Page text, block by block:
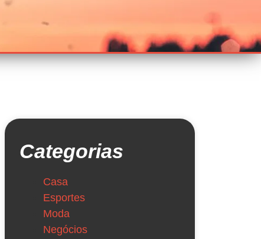
Categorias
Casa
Esportes
Moda
Negócios